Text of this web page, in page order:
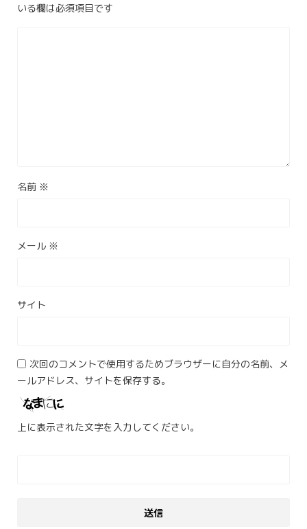
いる欄は必須項目です
名前 ※
メール ※
サイト
次回のコメントで使用するためブラウザーに自分の名前、メ
ールアドレス、サイトを保存する。
上に表示された文字を入力してください。